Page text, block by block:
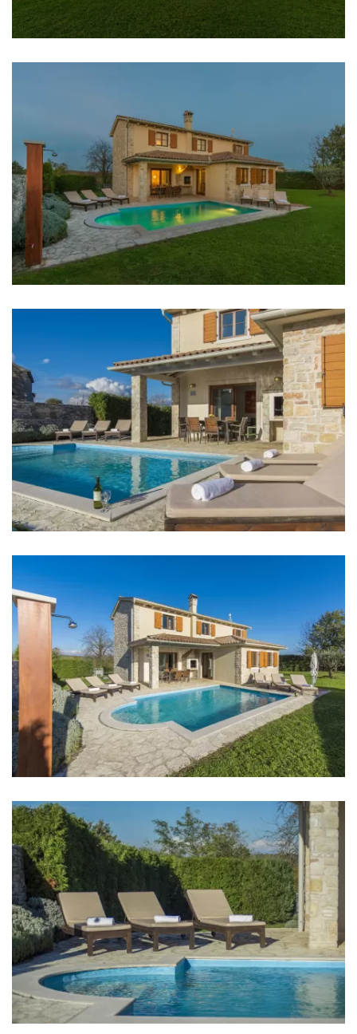
Kafić: 20 km
Centar grada: 20 km
Ljekarna: 6 km
Bolnica: 20 km
Trgovina: 3 km
Supermarket: 7 km
Banka: 6 km
Bankomat: 6 km
Autobusna stanica: 300 m
Autobusni kolodvor: 20 km
Marina: 25 km
Trajektna luka: 25 km
Zračna luka: Pula Airport 25 km
Autocesta: 10 km
Sobe
Soba 1: Bračni krevet: 1
Soba 2: Bračni krevet: 1
Soba 3: Bračni krevet: 1
Soba 4: Krevet za jednu osobu: 2
Klima u svakoj sobi